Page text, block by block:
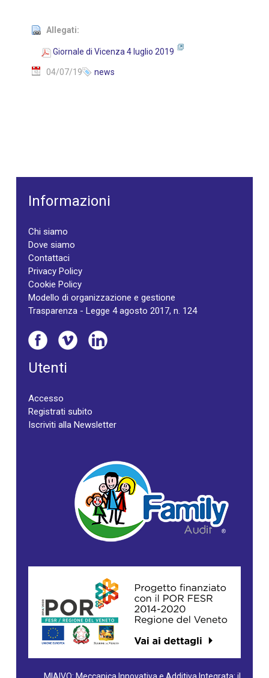
Allegati:
Giornale di Vicenza 4 luglio 2019
04/07/19 news
Informazioni
Chi siamo
Dove siamo
Contattaci
Privacy Policy
Cookie Policy
Modello di organizzazione e gestione
Trasparenza - Legge 4 agosto 2017, n. 124
Utenti
Accesso
Registrati subito
Iscriviti alla Newsletter
MIAIVO: Meccanica Innovativa e Additiva Integrata: il